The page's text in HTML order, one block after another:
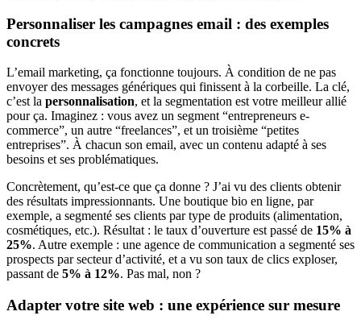
Personnaliser les campagnes email : des exemples
concrets
L’email marketing, ça fonctionne toujours. À condition de ne pas
envoyer des messages génériques qui finissent à la corbeille. La clé,
c’est la personnalisation, et la segmentation est votre meilleur allié
pour ça. Imaginez : vous avez un segment “entrepreneurs e-
commerce”, un autre “freelances”, et un troisième “petites
entreprises”. À chacun son email, avec un contenu adapté à ses
besoins et ses problématiques.
Concrètement, qu’est-ce que ça donne ? J’ai vu des clients obtenir
des résultats impressionnants. Une boutique bio en ligne, par
exemple, a segmenté ses clients par type de produits (alimentation,
cosmétiques, etc.). Résultat : le taux d’ouverture est passé de 15% à
25%. Autre exemple : une agence de communication a segmenté ses
prospects par secteur d’activité, et a vu son taux de clics exploser,
passant de 5% à 12%. Pas mal, non ?
Adapter votre site web : une expérience sur mesure